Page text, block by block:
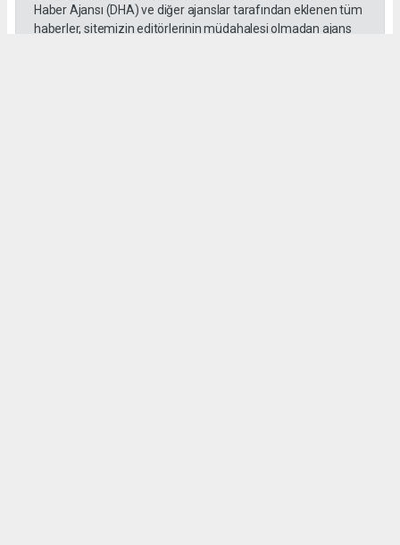
Haber Ajansı (DHA) ve diğer ajanslar tarafından eklenen tüm
haberler, sitemizin editörlerinin müdahalesi olmadan ajans